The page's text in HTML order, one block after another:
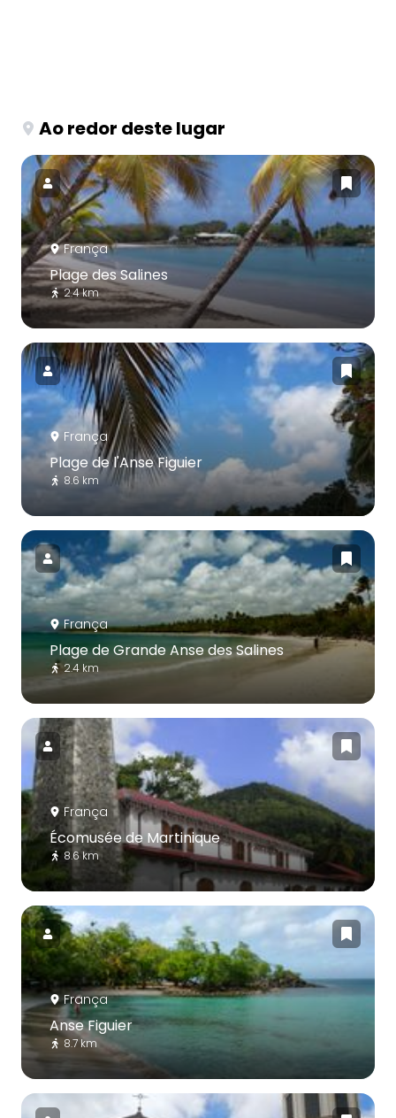
Ao redor deste lugar
França
Plage des Salines
2.4 km
França
Plage de l'Anse Figuier
8.6 km
França
Plage de Grande Anse des Salines
2.4 km
França
Écomusée de Martinique
8.6 km
França
Anse Figuier
8.7 km